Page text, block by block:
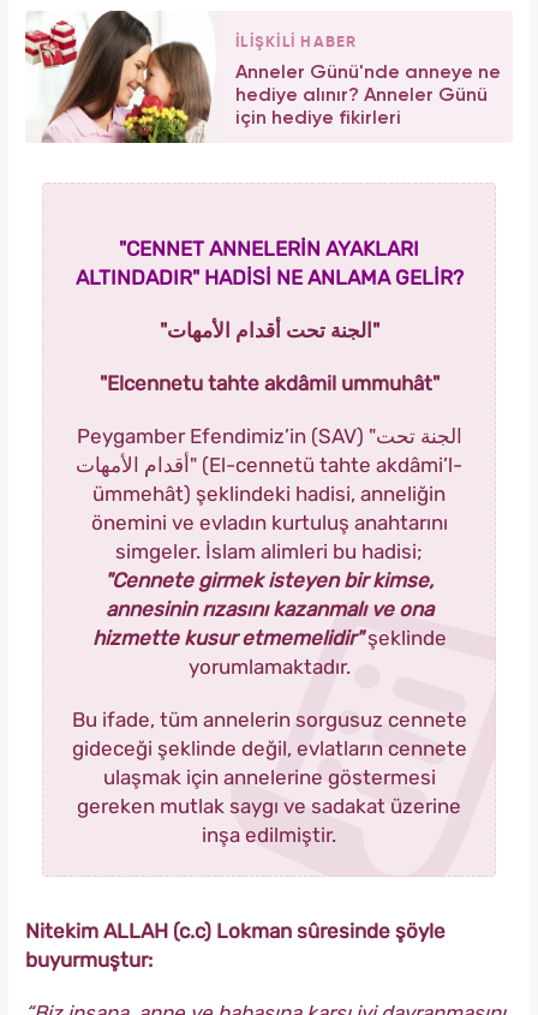
İLİŞKİLİ HABER
Anneler Günü'nde anneye ne
hediye alınır? Anneler Günü
için hediye fikirleri
"CENNET ANNELERİN AYAKLARI
ALTINDADIR" HADİSİ NE ANLAMA GELİR?
"الجنة تحت أقدام الأمهات"
"Elcennetu tahte akdâmil ummuhât"
Peygamber Efendimiz’in (SAV) "الجنة تحت
أقدام الأمهات" (El-cennetü tahte akdâmi’l-
ümmehât) şeklindeki hadisi, anneliğin
önemini ve evladın kurtuluş anahtarını
simgeler. İslam alimleri bu hadisi;
"Cennete girmek isteyen bir kimse,
annesinin rızasını kazanmalı ve ona
hizmette kusur etmemelidir"şeklinde
yorumlamaktadır.
Bu ifade, tüm annelerin sorgusuz cennete
gideceği şeklinde değil, evlatların cennete
ulaşmak için annelerine göstermesi
gereken mutlak saygı ve sadakat üzerine
inşa edilmiştir.
Nitekim ALLAH (c.c) Lokman sûresinde şöyle
buyurmuştur: